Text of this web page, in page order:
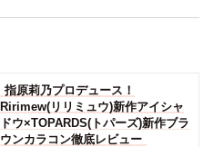
指原莉乃プロデュース！
Ririmew(リリミュウ)新作アイシャ
ドウ×TOPARDS(トパーズ)新作ブラ
ウンカラコン徹底レビュー